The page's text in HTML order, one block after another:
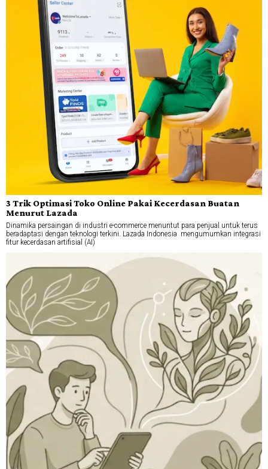
3 Trik Optimasi Toko Online Pakai Kecerdasan Buatan
Menurut Lazada
Dinamika persaingan di industri e-commerce menuntut para penjual untuk terus
beradaptasi dengan teknologi terkini. Lazada Indonesia mengumumkan integrasi
fitur kecerdasan artifisial (AI)